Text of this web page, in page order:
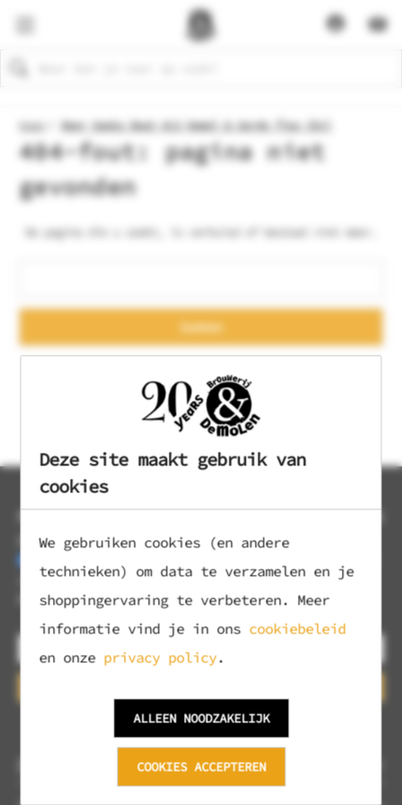
Deze site maakt gebruik van
cookies
We gebruiken cookies (en andere
technieken) om data te verzamelen en je
shoppingervaring te verbeteren. Meer
informatie vind je in ons cookiebeleid
en onze privacy policy.
COOKIES ACCEPTEREN
ALLEEN NOODZAKELIJK
Zoeken
Home Beer Geeks Beat ALS Hemel & Aarde fles 33cl
404-fout: pagina niet
gevonden
De pagina die u zoekt, is verhuisd of bestaat niet meer.
MELD JE AAN VOOR ONZE NIEUWSBRIEF EN
ONTVANG 10% KORTING!
Ja, ik ontvang graag jullie wekelijkse nieuwsbrief met
nieuws en aanbiedingen.
Mijn gegevens worden verwerkt volgens hetprivacybeleid